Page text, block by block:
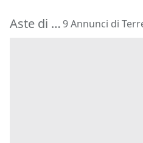
Aste di Terreni Ospedaletto Euganeo9 Annunci di